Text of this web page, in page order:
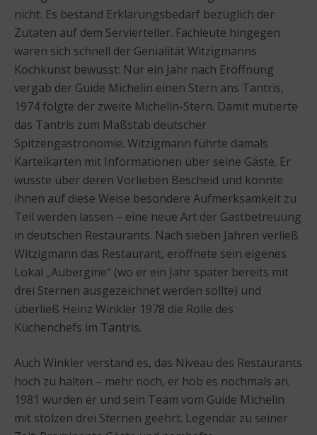
nicht. Es bestand Erklärungsbedarf bezüglich der
Zutaten auf dem Servierteller. Fachleute hingegen
waren sich schnell der Genialität Witzigmanns
Kochkunst bewusst: Nur ein Jahr nach Eröffnung
vergab der Guide Michelin einen Stern ans Tantris,
1974 folgte der zweite Michelin-Stern. Damit mutierte
das Tantris zum Maßstab deutscher
Spitzengastronomie. Witzigmann führte damals
Karteikarten mit Informationen über seine Gäste. Er
wusste über deren Vorlieben Bescheid und konnte
ihnen auf diese Weise besondere Aufmerksamkeit zu
Teil werden lassen – eine neue Art der Gastbetreuung
in deutschen Restaurants. Nach sieben Jahren verließ
Witzigmann das Restaurant, eröffnete sein eigenes
Lokal „Aubergine“ (wo er ein Jahr später bereits mit
drei Sternen ausgezeichnet werden sollte) und
überließ Heinz Winkler 1978 die Rolle des
Küchenchefs im Tantris.
Auch Winkler verstand es, das Niveau des Restaurants
hoch zu halten – mehr noch, er hob es nochmals an.
1981 wurden er und sein Team vom Guide Michelin
mit stolzen drei Sternen geehrt. Legendär zu seiner